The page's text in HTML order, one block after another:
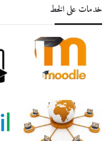
خدمات على الخط